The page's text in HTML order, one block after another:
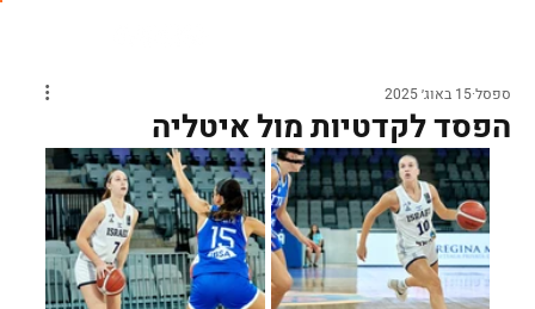
הפסד לקדטיות מול איטליה
ספסל15 באוג׳ 2025